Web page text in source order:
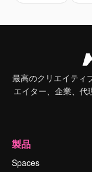
最高のクリエイティ
エイター、企業、代
製品
Spaces